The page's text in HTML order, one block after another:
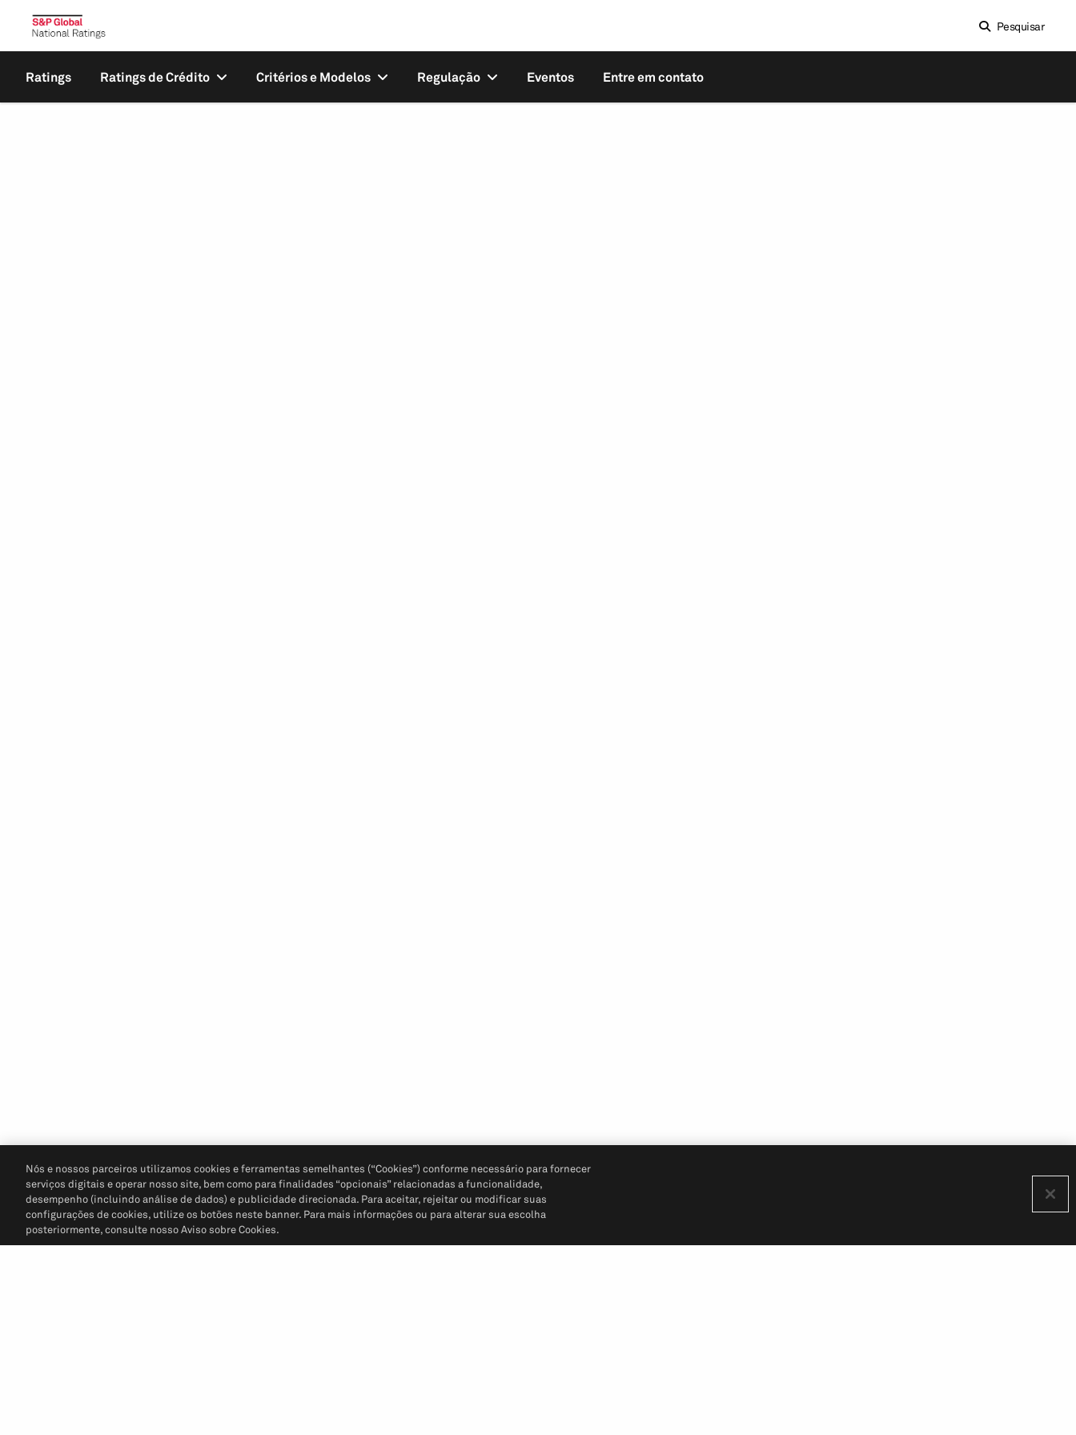
Pesquisar
Ratings Ratings de Crédito Critérios e Modelos Regulação Eventos Entre em contato
Nós e nossos parceiros utilizamos cookies e ferramentas semelhantes (“Cookies”) conforme necessário para fornecer
serviços digitais e operar nosso site, bem como para finalidades “opcionais” relacionadas a funcionalidade,
desempenho (incluindo análise de dados) e publicidade direcionada. Para aceitar, rejeitar ou modificar suas
configurações de cookies, utilize os botões neste banner. Para mais informações ou para alterar sua escolha
posteriormente, consulte nosso Aviso sobre Cookies.